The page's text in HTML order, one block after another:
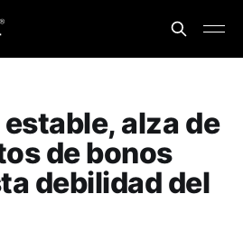
alza de
de bonos
debilidad del